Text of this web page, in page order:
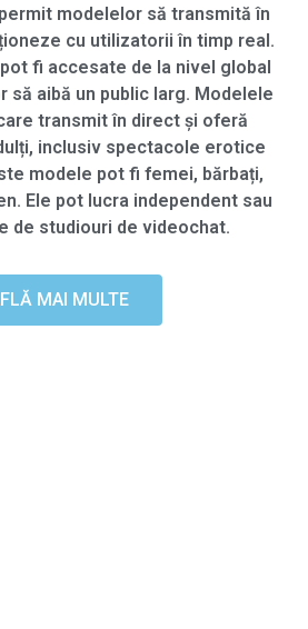
modelelor să transmită în
cu utilizatorii în timp real.
fi accesate de la nivel global
să aibă un public larg. Modelele
transmit în direct și oferă
inclusiv spectacole erotice
modele pot fi femei, bărbați,
Ele pot lucra independent sau
de studiouri de videochat.
MAI MULTE